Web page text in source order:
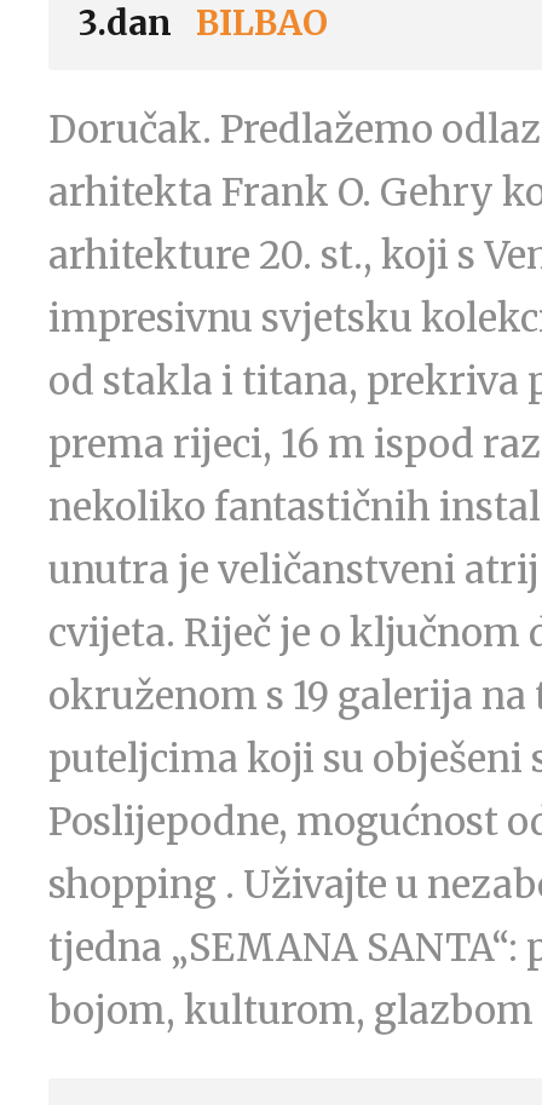
3.dan BILBAO
Doručak. Predlažemo
arhitekta Frank O. Gehry
arhitekture 20. st., koji s
impresivnu svjetsku
od stakla i titana, prekriva
prema rijeci, 16 m ispod
nekoliko fantastičnih
unutra je veličanstveni
cvijeta. Riječ je o ključnom
okruženom s 19 galerija
puteljcima koji su
Poslijepodne, mogućnost
shopping . Uživajte u
tjedna „SEMANA
bojom, kulturom, glazbom